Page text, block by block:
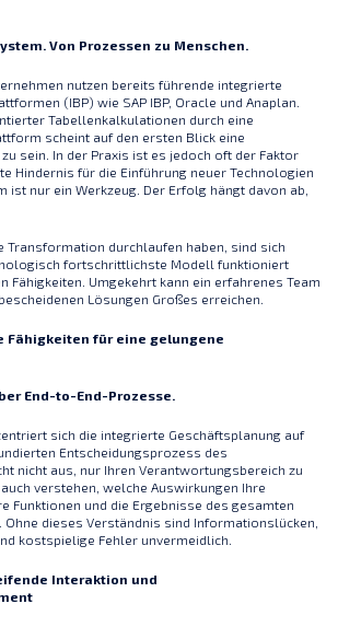
Von Prozessen zu Menschen.
nutzen bereits führende integrierte
(IBP) wie SAP IBP, Oracle und Anaplan.
Tabellenkalkulationen durch eine
scheint auf den ersten Blick eine
sein. In der Praxis ist es jedoch oft der Faktor
Hindernis für die Einführung neuer Technologien
ist nur ein Werkzeug. Der Erfolg hängt davon ab,
Transformation durchlaufen haben, sind sich
fortschrittlichste Modell funktioniert
Fähigkeiten. Umgekehrt kann ein erfahrenes Team
Lösungen Großes erreichen.
Fähigkeiten für eine gelungene
End-to-End-Prozesse.
sich die integrierte Geschäftsplanung auf
Entscheidungsprozess des
nicht aus, nur Ihren Verantwortungsbereich zu
verstehen, welche Auswirkungen Ihre
Funktionen und die Ergebnisse des gesamten
Ohne dieses Verständnis sind Informationslücken,
kostspielige Fehler unvermeidlich.
Interaktion und